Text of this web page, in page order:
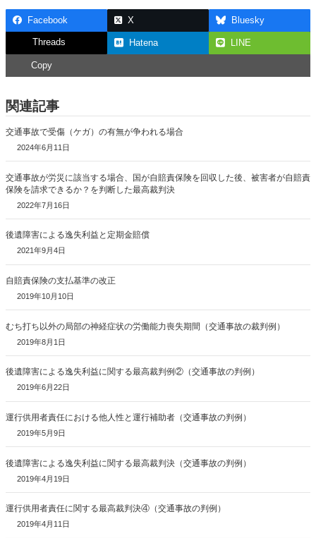
Facebook X Bluesky
Threads Hatena LINE
Copy
関連記事
交通事故で受傷（ケガ）の有無が争われる場合
2024年6月11日
交通事故が労災に該当する場合、国が自賠責保険を回収した後、被害者が自賠責
保険を請求できるか？を判断した最高裁判決
2022年7月16日
後遺障害による逸失利益と定期金賠償
2021年9月4日
自賠責保険の支払基準の改正
2019年10月10日
むち打ち以外の局部の神経症状の労働能力喪失期間（交通事故の裁判例）
2019年8月1日
後遺障害による逸失利益に関する最高裁判例②（交通事故の判例）
2019年6月22日
運行供用者責任における他人性と運行補助者（交通事故の判例）
2019年5月9日
後遺障害による逸失利益に関する最高裁判決（交通事故の判例）
2019年4月19日
運行供用者責任に関する最高裁判決④（交通事故の判例）
2019年4月11日